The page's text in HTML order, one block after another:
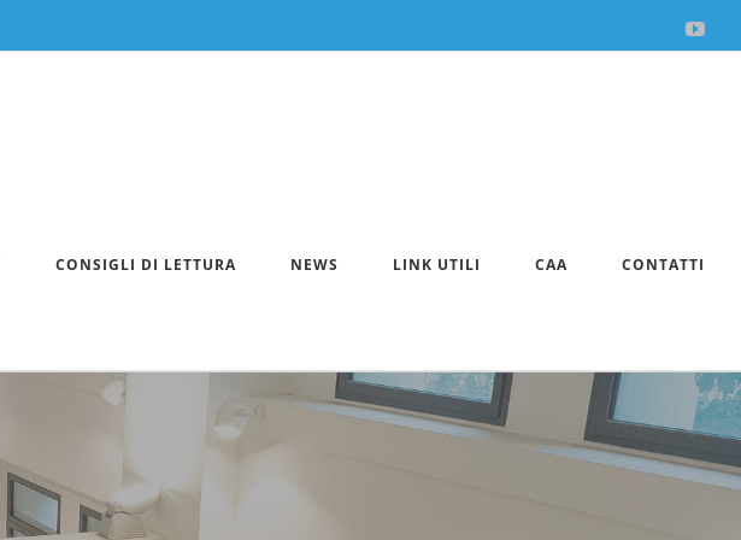
CONSIGLI DI LETTURA NEWS LINK UTILI CAA CONTATTI